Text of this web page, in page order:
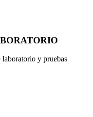
laboratorio y pruebas